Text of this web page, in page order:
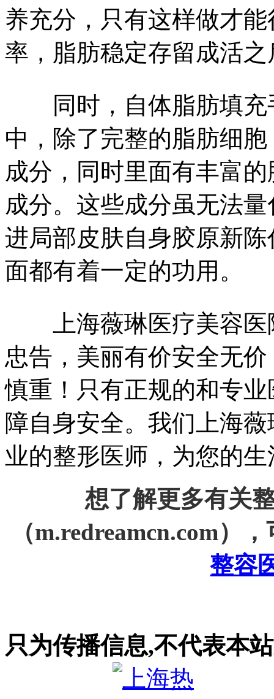
养充分，只有这样做才
率，脂肪稳定存留成活
同时，自体脂肪填充
中，除了完整的脂肪细
成分，同时里面有丰富
成分。这些成分虽无法
进局部皮肤自身胶原新
面都有着一定的功用。
上海薇琳医疗美容医
忠告，美丽有价安全无
慎重！只有正规的和专
障自身安全。我们上海
业的整形医师，为您的
想了解更多有关
（m.redreamcn.com）
整容
只为传播信息,不代表本